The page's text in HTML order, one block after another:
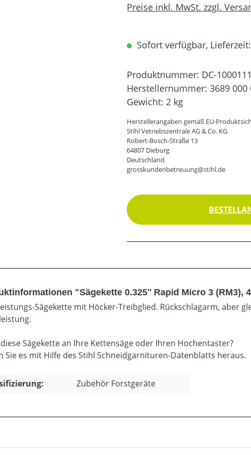
Preise inkl. MwSt. zzgl.
Sofort verfügbar,
Produktnummer: DC-
Herstellernummer: 3689 000
Gewicht: 2 kg
Herstellerangaben gemäß EU-
Stihl Vetriebszentrale AG & Co. KG
Robert-Bosch-Straße 13
64807 Dieburg
Deutschland
grosskundenbetreuung@stihl.de
"Sägekette 0.325'' Rapid Micro 3 (RM3),
Sägekette mit Höcker-Treibglied. Rückschlagarm, aber
Sägekette an Ihre Kettensäge oder Ihren Hochentaster?
Sie es mit Hilfe des Stihl Schneidgarnituren-Datenblatts heraus.
Zubehör Forstgeräte